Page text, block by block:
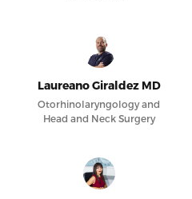
Laureano Giraldez MD
Otorhinolaryngology and
Head and Neck Surgery